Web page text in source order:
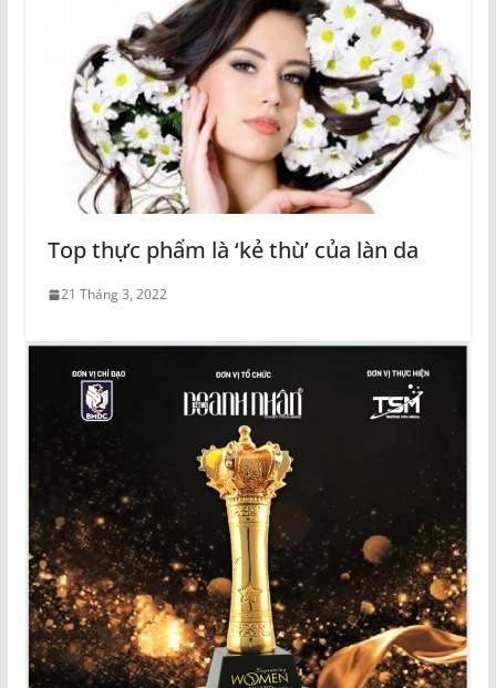
Top thực phẩm là ‘kẻ thù’ của làn da
21 Tháng 3, 2022